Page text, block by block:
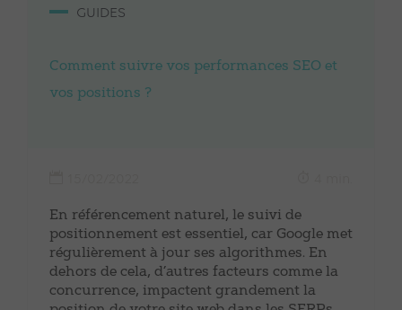
GUIDES
Comment suivre vos performances SEO et
vos positions ?
En référencement naturel, le suivi de
positionnement est essentiel, car Google met
régulièrement à jour ses algorithmes. En
dehors de cela, d’autres facteurs comme la
concurrence, impactent grandement la